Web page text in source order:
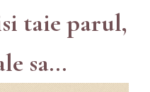
taie parul,
sa...